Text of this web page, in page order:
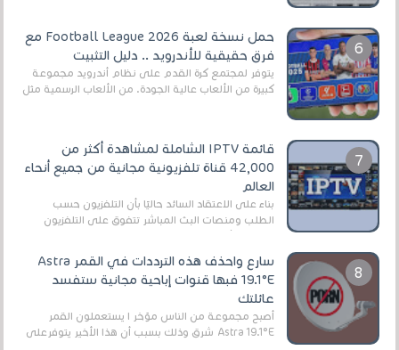
حمل نسخة لعبة Football League 2026 مع
فرق حقيقية للأندرويد .. دليل التثبيت
يتوفر لمجتمع كرة القدم على نظام أندرويد مجموعة
كبيرة من الألعاب عالية الجودة. من الألعاب الرسمية مثل
قائمة IPTV الشاملة لمشاهدة أكثر من
42,000 قناة تلفزيونية مجانية من جميع أنحاء
العالم
بناءً على الاعتقاد السائد حاليًا بأن التلفزيون حسب
الطلب ومنصات البث المباشر تتفوق على التلفزيون
الرقمي الأرضي التقليدي، يُعدّ IPTV-org خيار...
سارع واحذف هذه الترددات في القمر Astra
19.1°E فبها قنوات إباحية مجانية ستفسد
عائلتك
أصبح مجموعة من الناس مؤخر ا يستعملون القمر
Astra 19.1°E شرق وذلك بسبب أن هذا الأخير يتوفرعلى